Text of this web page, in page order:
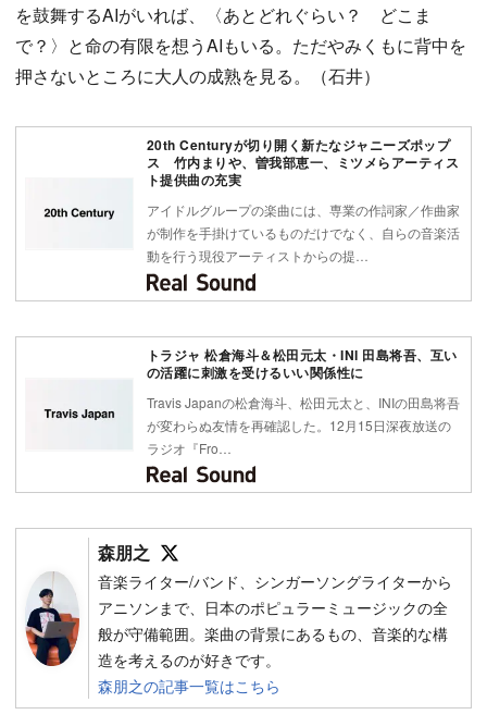
を鼓舞するAIがいれば、〈あとどれぐらい？ どこま
で？〉と命の有限を想うAIもいる。ただやみくもに背中を
押さないところに大人の成熟を見る。（石井）
20th Centuryが切り開く新たなジャニーズポップ
ス 竹内まりや、曽我部恵一、ミツメらアーティス
ト提供曲の充実
アイドルグループの楽曲には、専業の作詞家／作曲家
が制作を手掛けているものだけでなく、自らの音楽活
動を行う現役アーティストからの提…
トラジャ 松倉海斗＆松田元太・INI 田島将吾、互い
の活躍に刺激を受けるいい関係性に
Travis Japanの松倉海斗、松田元太と、INIの田島将吾
が変わらぬ友情を再確認した。12月15日深夜放送の
ラジオ『Fro…
森朋之
音楽ライター/バンド、シンガーソングライターから
アニソンまで、日本のポピュラーミュージックの全
般が守備範囲。楽曲の背景にあるもの、音楽的な構
造を考えるのが好きです。
森朋之の記事一覧はこちら